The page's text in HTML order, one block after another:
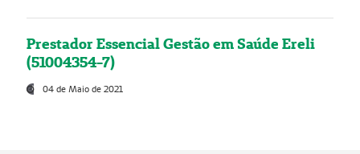
Prestador Essencial Gestão em Saúde Ereli
(51004354-7)
04 de Maio de 2021